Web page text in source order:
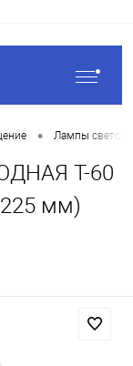
• Лампы
T-60
мм)